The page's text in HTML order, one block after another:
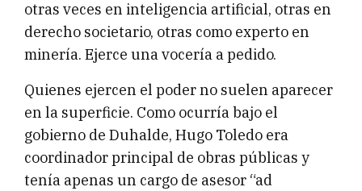
otras veces en inteligencia artificial, otras en
derecho societario, otras como experto en
minería. Ejerce una vocería a pedido.
Quienes ejercen el poder no suelen aparecer
en la superficie. Como ocurría bajo el
gobierno de Duhalde, Hugo Toledo era
coordinador principal de obras públicas y
tenía apenas un cargo de asesor “ad